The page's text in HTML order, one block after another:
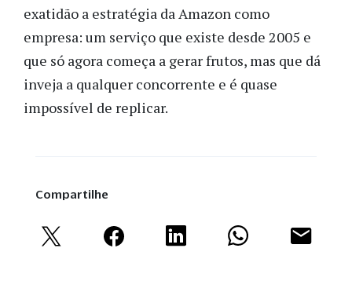
exatidão a estratégia da Amazon como
empresa: um serviço que existe desde 2005 e
que só agora começa a gerar frutos, mas que dá
inveja a qualquer concorrente e é quase
impossível de replicar.
Compartilhe